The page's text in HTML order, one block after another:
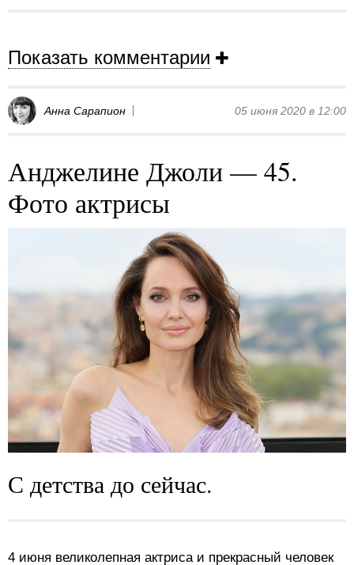
Показать комментарии
Анна Сарапион 05 июня 2020 в 12:00
Анджелине Джоли — 45.
Фото актрисы
С детства до сейчас.
4 июня великолепная актриса и прекрасный человек